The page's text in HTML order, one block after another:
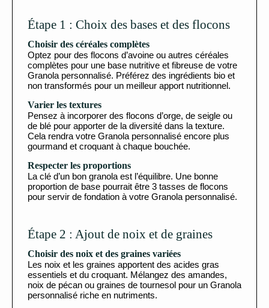
Étape 1 : Choix des bases et des flocons
Choisir des céréales complètes
Optez pour des flocons d’avoine ou autres céréales
complètes pour une base nutritive et fibreuse de votre
Granola personnalisé. Préférez des ingrédients bio et
non transformés pour un meilleur apport nutritionnel.
Varier les textures
Pensez à incorporer des flocons d’orge, de seigle ou
de blé pour apporter de la diversité dans la texture.
Cela rendra votre Granola personnalisé encore plus
gourmand et croquant à chaque bouchée.
Respecter les proportions
La clé d’un bon granola est l’équilibre. Une bonne
proportion de base pourrait être 3 tasses de flocons
pour servir de fondation à votre Granola personnalisé.
Étape 2 : Ajout de noix et de graines
Choisir des noix et des graines variées
Les noix et les graines apportent des acides gras
essentiels et du croquant. Mélangez des amandes,
noix de pécan ou graines de tournesol pour un Granola
personnalisé riche en nutriments.